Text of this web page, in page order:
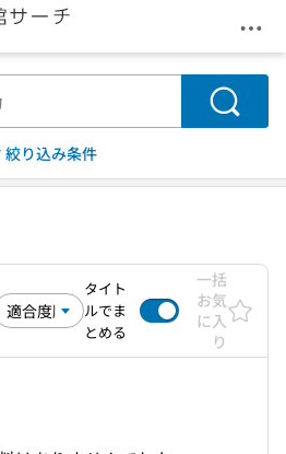
メ
検索
絞り込み条件
タイト
ルでま
とめる
一括
お気
に入
り